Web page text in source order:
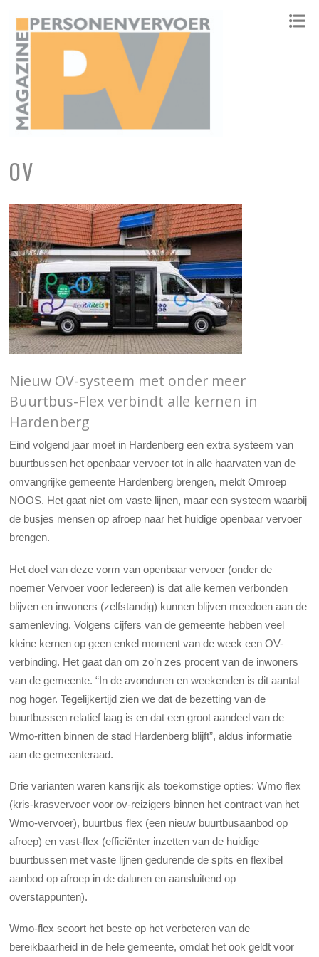
OV
Nieuw OV-systeem met onder meer
Buurtbus-Flex verbindt alle kernen in
Hardenberg
Eind volgend jaar moet in Hardenberg een extra systeem van
buurtbussen het openbaar vervoer tot in alle haarvaten van de
omvangrijke gemeente Hardenberg brengen, meldt Omroep
NOOS. Het gaat niet om vaste lijnen, maar een systeem waarbij
de busjes mensen op afroep naar het huidige openbaar vervoer
brengen.
Het doel van deze vorm van openbaar vervoer (onder de
noemer Vervoer voor Iedereen) is dat alle kernen verbonden
blijven en inwoners (zelfstandig) kunnen blijven meedoen aan de
samenleving. Volgens cijfers van de gemeente hebben veel
kleine kernen op geen enkel moment van de week een OV-
verbinding. Het gaat dan om zo’n zes procent van de inwoners
van de gemeente. “In de avonduren en weekenden is dit aantal
nog hoger. Tegelijkertijd zien we dat de bezetting van de
buurtbussen relatief laag is en dat een groot aandeel van de
Wmo-ritten binnen de stad Hardenberg blijft”, aldus informatie
aan de gemeenteraad.
Drie varianten waren kansrijk als toekomstige opties: Wmo flex
(kris-krasvervoer voor ov-reizigers binnen het contract van het
Wmo-vervoer), buurtbus flex (een nieuw buurtbusaanbod op
afroep) en vast-flex (efficiënter inzetten van de huidige
buurtbussen met vaste lijnen gedurende de spits en flexibel
aanbod op afroep in de daluren en aansluitend op
overstappunten).
Wmo-flex scoort het beste op het verbeteren van de
bereikbaarheid in de hele gemeente, omdat het ook geldt voor